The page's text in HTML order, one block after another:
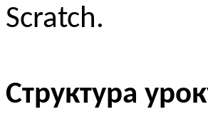
Scratch.
Структура